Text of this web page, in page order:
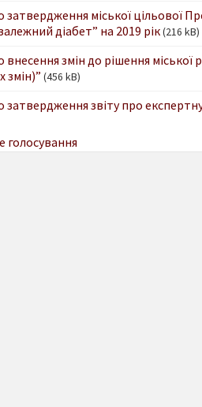
затвердження міської цільової
діабет” на 2019 рік (216 kB)
внесення змін до рішення
змін)” (456 kB)
затвердження звіту про
голосування